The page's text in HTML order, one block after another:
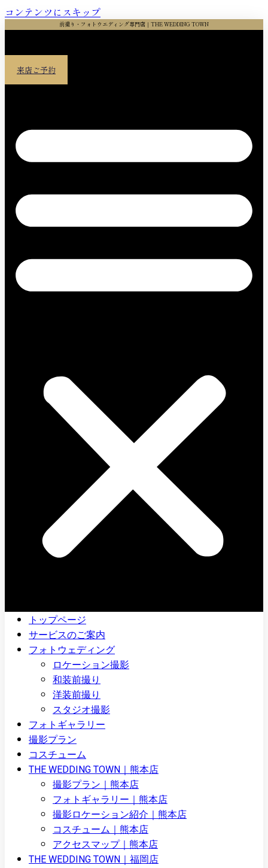
コンテンツにスキップ
前撮り・フォトウエディング専門店｜THE WEDDING TOWN
来店ご予約
トップページ
サービスのご案内
フォトウェディング
ロケーション撮影
和装前撮り
洋装前撮り
スタジオ撮影
フォトギャラリー
撮影プラン
コスチューム
THE WEDDING TOWN｜熊本店
撮影プラン｜熊本店
フォトギャラリー｜熊本店
撮影ロケーション紹介｜熊本店
コスチューム｜熊本店
アクセスマップ｜熊本店
THE WEDDING TOWN｜福岡店